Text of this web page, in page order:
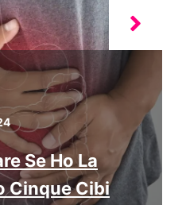
Se Ho La
Cinque Cibi